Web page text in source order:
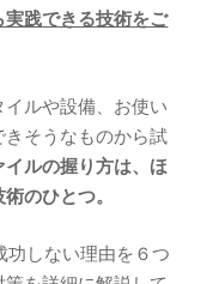
践できる技術をご
ルや設備、お使い
そうなものから試
イルの握り方は、ほ
のひとつ。
功しない理由を６つ